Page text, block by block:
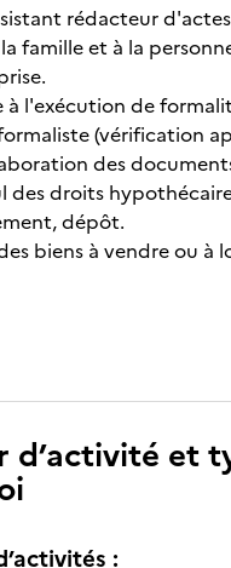
rédacteur
famille et à la
à l'exécution de
(vérification
des
des droits
dépôt.
biens à vendre ou à
d’activité et
: